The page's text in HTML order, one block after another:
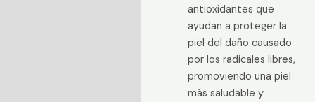
antioxidantes que
ayudan a proteger la
piel del daño causado
por los radicales libres,
promoviendo una piel
más saludable y